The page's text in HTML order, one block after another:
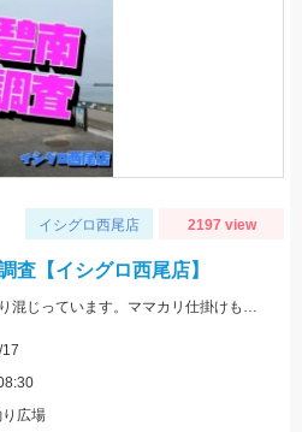
イシグロ西尾店 2197 view
査【イシグロ西尾店】
アジ・サバに加えてサッパもかなり混じっています。ママカリ仕掛けもお忘れなく！！
広場